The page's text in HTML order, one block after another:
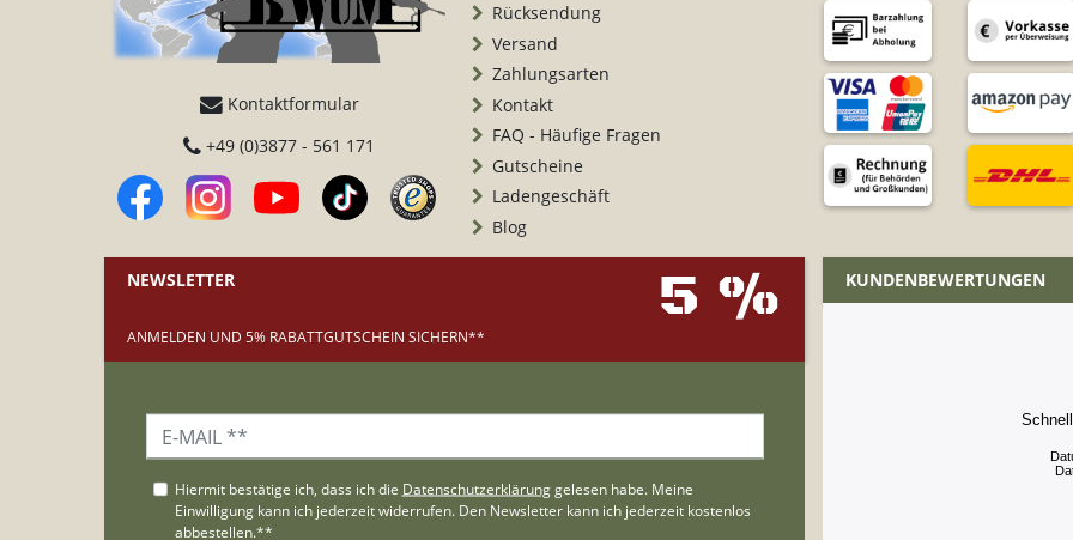
Kontaktformular
+49 (0)3877 - 561 171
Rücksendung
Versand
Zahlungsarten
Kontakt
FAQ - Häufige Fragen
Gutscheine
Ladengeschäft
Blog
NEWSLETTER 5 %
ANMELDEN UND 5% RABATTGUTSCHEIN SICHERN**
KUNDENBEWERTUNGEN